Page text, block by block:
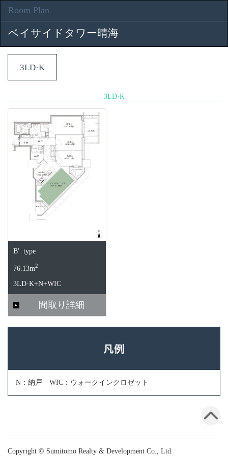
Room Plan
ベイサイドタワー晴海
3LD·K
3LD·K
B' type
76.13m2
3LD·K+N+WIC
間取り詳細
N：納戸 WIC：ウォークインクロゼット
Copyright © Sumitomo Realty & Development Co., Ltd.